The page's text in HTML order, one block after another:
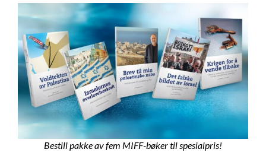
Bestill pakke av fem MIFF-bøker til spesialpris!